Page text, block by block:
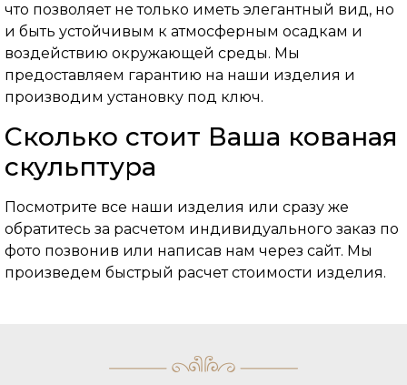
что позволяет не только иметь элегантный вид, но
и быть устойчивым к атмосферным осадкам и
воздействию окружающей среды. Мы
предоставляем гарантию на наши изделия и
производим установку под ключ.
Сколько стоит Ваша кованая
скульптура
Посмотрите все наши изделия или сразу же
обратитесь за расчетом индивидуального заказ по
фото позвонив или написав нам через сайт. Мы
произведем быстрый расчет стоимости изделия.